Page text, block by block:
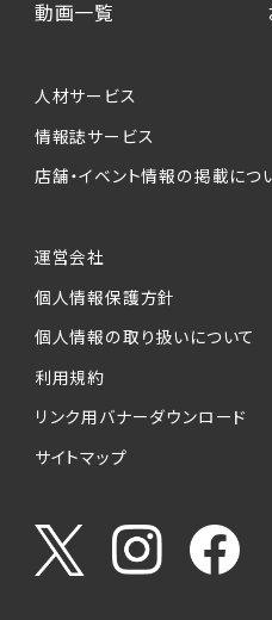
動画一覧
人材サービス
情報誌サービス
店舗・イベント情報の掲載につ
運営会社
個人情報保護方針
個人情報の取り扱いについて
利用規約
リンク用バナーダウンロード
サイトマップ